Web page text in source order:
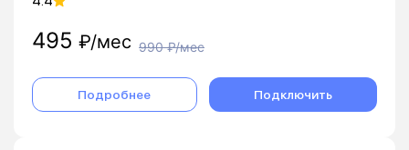
495 ₽/мес 990₽/мес
Подробнее Подключить